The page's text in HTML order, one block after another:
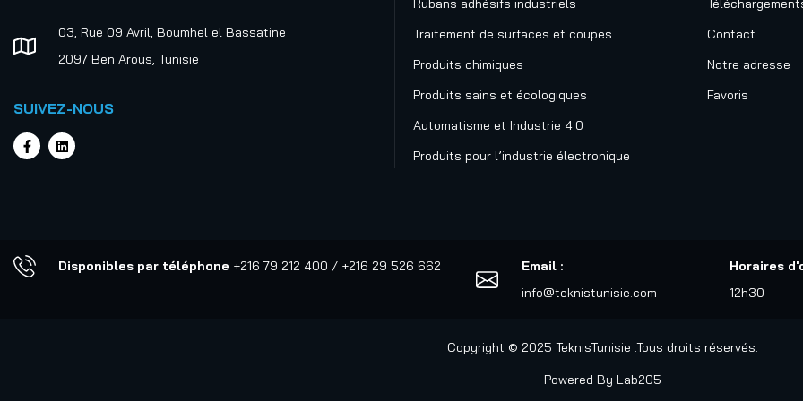
03, Rue 09 Avril, Boumhel el Bassatine
2097 Ben Arous, Tunisie
SUIVEZ-NOUS
Rubans adhésifs industriels
Traitement de surfaces et coupes
Produits chimiques
Produits sains et écologiques
Automatisme et Industrie 4.0
Produits pour l’industrie électronique
Contact
Notre adresse
Favoris
Disponibles par téléphone +216 79 212 400 / +216 29 526 662
Email :
info@teknistunisie.com
Horaires
12h30
Copyright © 2025 TeknisTunisie .Tous droits réservés.
Powered By Lab205